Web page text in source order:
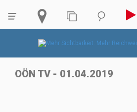
OÖN TV - 01.04.2019